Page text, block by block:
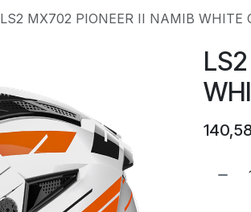
LS2 MX702 PIONEER II NAMIB WHITE